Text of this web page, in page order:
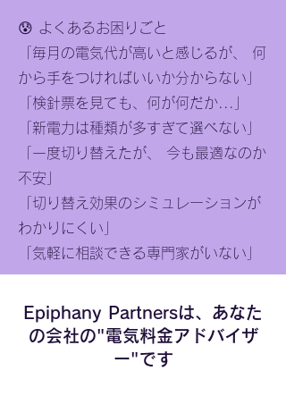
😰 よくあるお困りごと
「毎月の電気代が高いと感じるが、 何
から手をつければいいか分からない」
「検針票を見ても、何が何だか...」
「新電力は種類が多すぎて選べない」
「一度切り替えたが、 今も最適なのか
不安」
​「切り替え効果のシミュレーションが
わかりにくい」
「気軽に相談できる専門家がいない」
Epiphany Partnersは、あなた
の会社の"電気料金アドバイザ
ー"です